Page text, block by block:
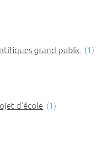
grand public (1)
d'école (1)